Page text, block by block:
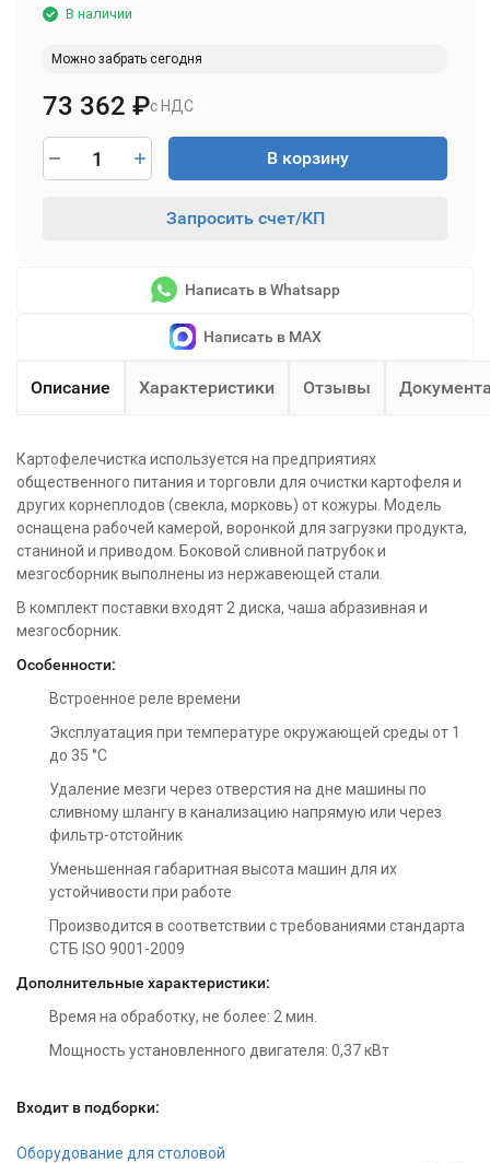
В наличии
Можно забрать сегодня
с НДС
73 362 ₽
В корзину
Запросить счет/КП
Написать в Whatsapp
Написать в MAX
Описание Характеристики Отзывы
Картофелечистка используется на предприятиях
общественного питания и торговли для очистки картофеля и
других корнеплодов (свекла, морковь) от кожуры. Модель
оснащена рабочей камерой, воронкой для загрузки продукта,
станиной и приводом. Боковой сливной патрубок и
мезгосборник выполнены из нержавеющей стали.
В комплект поставки входят 2 диска, чаша абразивная и
мезгосборник.
Особенности:
Встроенное реле времени
Эксплуатация при температуре окружающей среды от 1
до 35 °С
Удаление мезги через отверстия на дне машины по
сливному шлангу в канализацию напрямую или через
фильтр-отстойник
Уменьшенная габаритная высота машин для их
устойчивости при работе
Производится в соответствии с требованиями стандарта
СТБ ISO 9001-2009
Дополнительные характеристики:
Время на обработку, не более: 2 мин.
Мощность установленного двигателя: 0,37 кВт
Входит в подборки:
Оборудование для столовой